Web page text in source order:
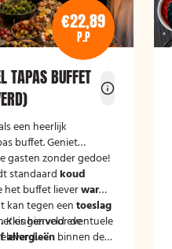
€22,89
P.P
TAPAS BUFFET
een heerlijk
buffet. Geniet
gasten zonder gedoe!
standaardkoud
het buffet lieverwarm
kan tegen eentoeslag
Kies hiervoor deeventuele
allergieënbinnen de